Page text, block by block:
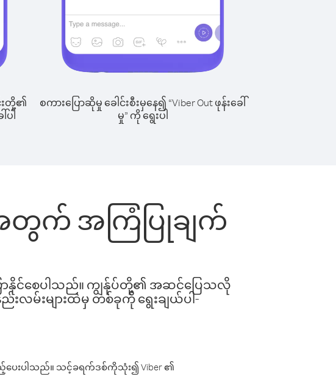
းတို့၏
ါ
စကားပြောဆိုမှု ခေါင်းစီးမှနေ၍ “Viber Out ဖုန်းခေါ်
မှု” ကို ရွေးပါ
အတွက် အကြံပြုချက်
ောနိုင်စေပါသည်။ ကျွန်ုပ်တို့၏ အဆင်ပြေသလို
းလမ်းများထဲမှ တစ်ခုကို ရွေးချယ်ပါ-
းပါသည်။ သင့်ခရက်ဒစ်ကိုသုံး၍ Viber ၏